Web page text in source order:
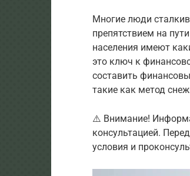
Многие люди
препятствием на
населения имеют
это ключ к
составить
такие как метод
⚠️ Внимание!
консультацией.
условия и